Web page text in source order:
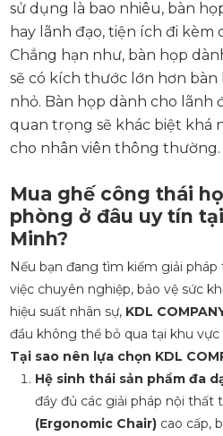
sử dụng là bao nhiêu, bàn
hay lãnh đạo, tiện ích đi kèm
Chẳng hạn như, bàn họp
sẽ có kích thước lớn hơn
nhỏ. Bàn họp dành cho lãnh
quan trọng sẽ khác biệt khá
cho nhân viên thông thường.
Mua ghế công thái
phòng ở đâu uy tín
Minh?
Nếu bạn đang tìm kiếm giải
việc chuyên nghiệp, bảo vệ sức
hiệu suất nhân sự, KDL
đầu không thể bỏ qua tại khu vực
Tại sao nên lựa chọn KDL
Hệ sinh thái sản phẩm đa
đầy đủ các giải pháp nội thất
(Ergonomic Chair)cao cấp,